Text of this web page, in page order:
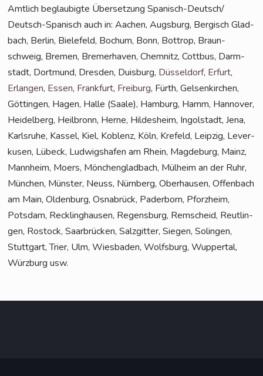
Amt­lich beglau­big­te Über­set­zung Spa­nisch-Deut­sch/
Deutsch-Spa­nisch auch in: Aachen, Augs­burg, Ber­gisch Glad­
bach, Ber­lin, Bie­le­feld, Bochum, Bonn, Bot­trop, Braun­
schweig, Bre­men, Bre­mer­ha­ven, Chem­nitz, Cott­bus, Darm­
stadt, Dort­mund, Dres­den, Duis­burg, Düs­sel­dorf, Erfurt,
Erlan­gen, Essen, Frank­furt, Frei­burg, Fürth, Gel­sen­kir­chen,
Göt­tin­gen, Hagen, Hal­le (Saa­le), Ham­burg, Hamm, Han­no­ver,
Hei­del­berg, Heil­bronn, Her­ne, Hil­des­heim, Ingol­stadt, Jena,
Karls­ru­he, Kas­sel, Kiel, Koblenz, Köln, Kre­feld, Leip­zig, Lever­
ku­sen, Lübeck, Lud­wigs­ha­fen am Rhein, Mag­de­burg, Mainz,
Mann­heim, Moers, Mön­chen­glad­bach, Mül­heim an der Ruhr,
Mün­chen, Müns­ter, Neuss, Nürn­berg, Ober­hau­sen, Offen­bach
am Main, Olden­burg, Osna­brück, Pader­born, Pforz­heim,
Pots­dam, Reck­ling­hau­sen, Regens­burg, Rem­scheid, Reut­lin­
gen, Ros­tock, Saar­brü­cken, Salz­git­ter, Sie­gen, Solin­gen,
Stutt­gart, Trier, Ulm, Wies­ba­den, Wolfs­burg, Wup­per­tal,
Würz­burg usw.